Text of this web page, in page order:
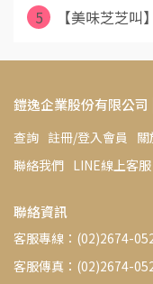
5
【美味芝芝
鎧逸企業股份有限公司
查詢 註冊/登入會員
聯絡我們 LINE線上客服
聯絡資訊
客服專線：(02)2674-
客服傳真：(02)2674-